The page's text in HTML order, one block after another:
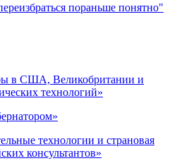
пораньше понятно"
в США, Великобритании и
технологий»
технологии и страновая
консультантов»